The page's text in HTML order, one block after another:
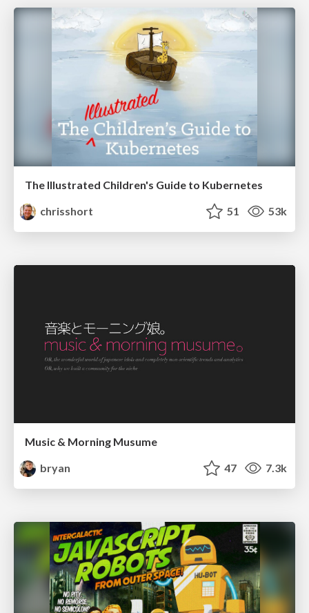
The Illustrated Children's Guide to Kubernetes
chrisshort
51 53k
Music & Morning Musume
bryan
47 7.3k